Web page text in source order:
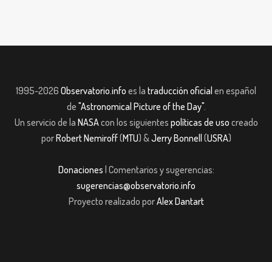
1995-2026 Observatorio.info es la traducción oficial en español
de "Astronomical Picture of the Day".
Un servicio de la NASAcon los siguientes políticas de uso creado
porRobert Nemiroff(MTU) &Jerry Bonnell (USRA)
Donaciones | Comentarios y sugerencias:
sugerencias@observatorio.info
Proyecto realizado porAlex Dantart